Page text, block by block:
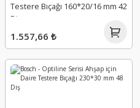
Testere Bıçağı 160*20/16 mm 42
Diş
1.557,66 ₺